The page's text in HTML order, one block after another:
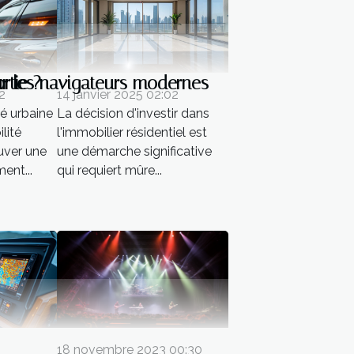
urbaine
une
14 janvier 2025 02:02
La décision d'investir dans
l'immobilier résidentiel est
une démarche significative
qui requiert mûre...
les navigateurs modernes
18 novembre 2023 00:30
?